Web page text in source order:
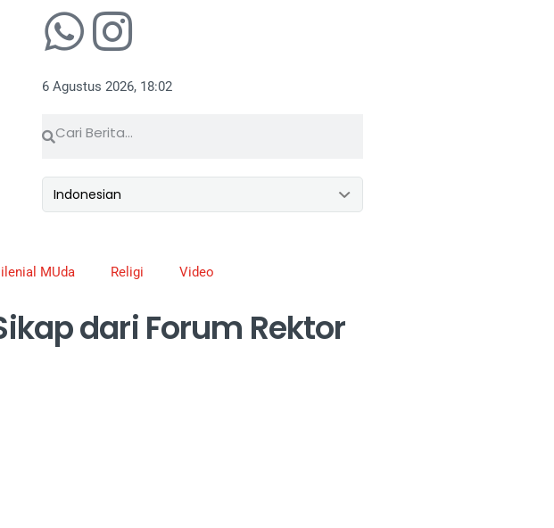
6 Agustus 2026, 18:02
MUda Religi Video
dari Forum Rektor